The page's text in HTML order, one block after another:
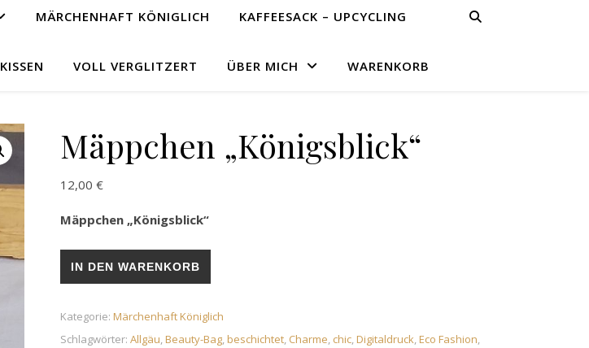
MÄRCHENHAFT KÖNIGLICH KAFFEESACK – UPCYCLING
KISSEN VOLL VERGLITZERT ÜBER MICH WARENKORB
Mäppchen „Königsblick“
12,00 €
Mäppchen „Königsblick“
Mäppchen „Königsblick“ Menge
IN DEN WARENKORB
Kategorie: Märchenhaft Königlich
Schlagwörter: Allgäu,Beauty-Bag,beschichtet, Charme, chic,Digitaldruck,Eco Fashion,